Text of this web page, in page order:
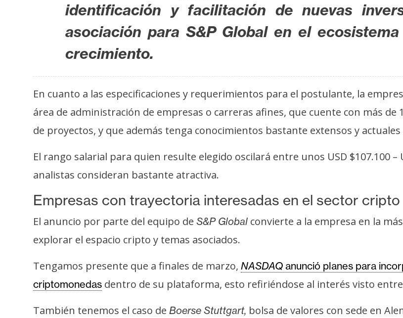
o
y
P
u
b
i
i
d
d
identificación y facilitación de nuevas
asociación para S&P Global en el ecosistema
crecimiento.
En cuanto a las especificaciones y requerimientos para el postulante, la
área de administración de empresas o carreras afines, que cuente con más
de proyectos, y que además tenga conocimientos bastante extensos y
El rango salarial para quien resulte elegido oscilará entre unos USD $107.100
analistas consideran bastante atractiva.
Empresas con trayectoria interesadas en el sector cripto
El anuncio por parte del equipo de S&P Global convierte a la empresa en la
explorar el espacio cripto y temas asociados.
Tengamos presente que a finales de marzo, NASDAQ anunció planes para
criptomonedas dentro de su plataforma, esto refiriéndose al interés visto
También tenemos el caso de Boerse Stuttgart, bolsa de valores con sede en